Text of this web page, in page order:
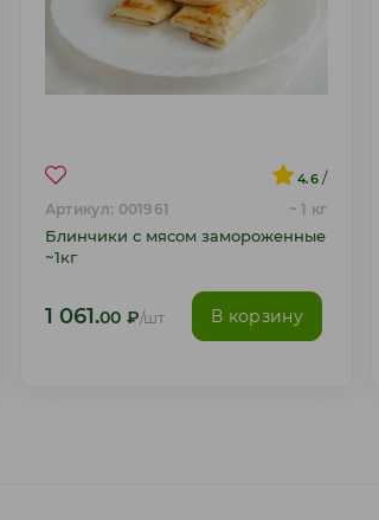
4.6 /
Артикул: 001961 ~ 1 кг
Блинчики с мясом замороженные
~1кг
1 061.00 ₽/шт В корзину